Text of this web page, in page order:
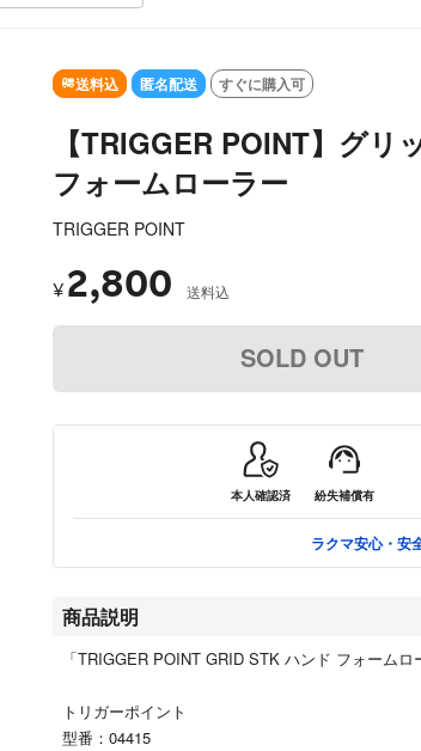
SOLD OUT
送料込 匿名配送 すぐに購入可
【TRIGGER POINT】グリ
フォームローラー
TRIGGER POINT
¥ 2,800 送料込
SOLD OUT
本人確認済 紛失補償有
ラクマ安心・安
商品説明
「TRIGGER POINT GRID STK ハンド フォームロ
トリガーポイント
型番：04415